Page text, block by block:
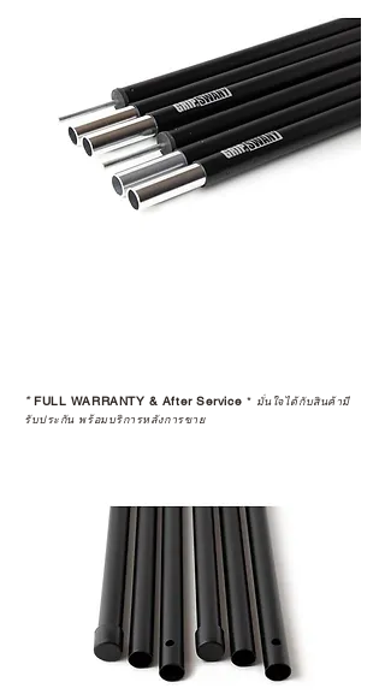
*FULL WARRANTY & After Service * มั่นใจได้กับสินค้ามี
รับประกัน พร้อมบริการหลังการขาย